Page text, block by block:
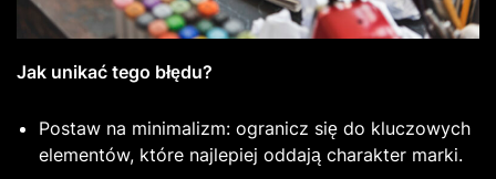
Jak unikać tego błędu?
Postaw na minimalizm: ogranicz się do kluczowych
elementów, które najlepiej oddają charakter marki.